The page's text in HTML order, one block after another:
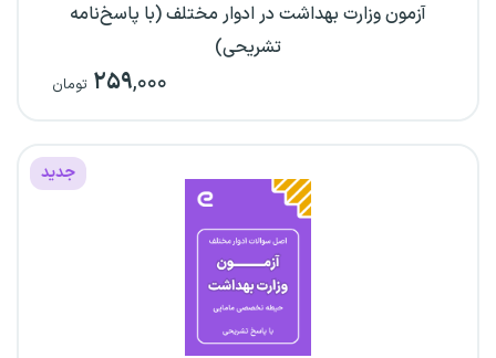
آزمون وزارت بهداشت در ادوار مختلف (با پاسخ‌نامه
تشریحی)
۲۵۹,۰۰۰ تومان
جدید